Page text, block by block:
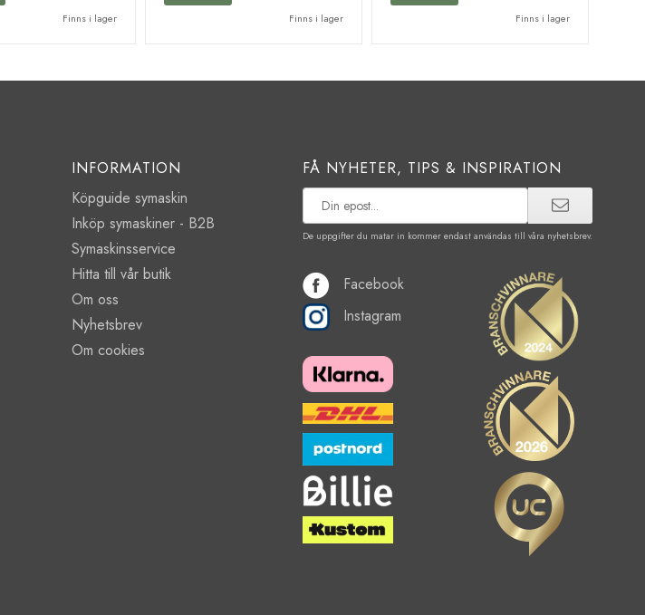
Finns i lager Finns i lager Finns i lager
INFORMATION
Köpguide symaskin
Inköp symaskiner - B2B
Symaskinsservice
Hitta till vår butik
Om oss
Nyhetsbrev
Om cookies
FÅ NYHETER, TIPS & INSPIRATION
De uppgifter du matar in kommer endast användas till våra nyhetsbrev.
Facebook
Instagram